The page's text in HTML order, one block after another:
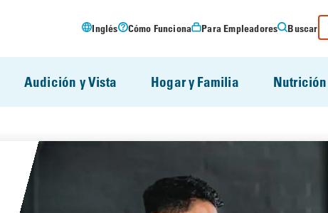
Inglés Cómo Funciona Para Empleadores Buscar
Audición y Vista Hogar y Familia Nutrición